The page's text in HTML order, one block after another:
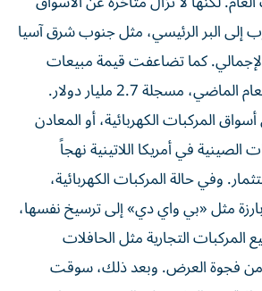
إلى البر الرئيسي، مثل جنوب شرق آسيا
10% من الإجمالي. كما تضاعفت قيمة مبيعات
مسجلة 2.7 مليار دولار.
المركبات الكهربائية، أو المعادن
الصينية في أمريكا اللاتينية نهجاً
وفي حالة المركبات الكهربائية،
مثل «بي واي دي» إلى ترسيخ نفسها،
المركبات التجارية مثل الحافلات
من فجوة العرض. وبعد ذلك، سوقت